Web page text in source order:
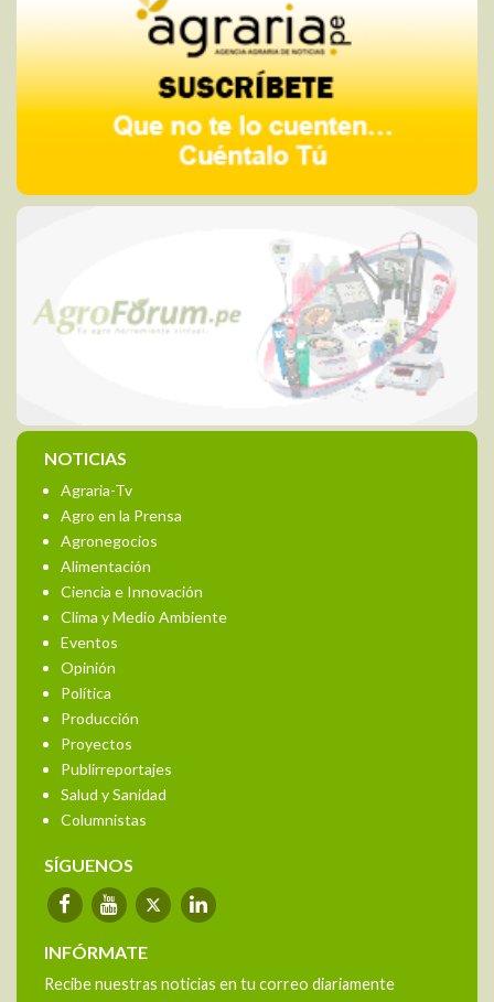
NOTICIAS
Agraria-Tv
Agro en la Prensa
Agronegocios
Alimentación
Ciencia e Innovación
Clima y Medio Ambiente
Eventos
Opinión
Política
Producción
Proyectos
Publirreportajes
Salud y Sanidad
Columnistas
SÍGUENOS
INFÓRMATE
Recibe nuestras noticias en tu correo diariamente